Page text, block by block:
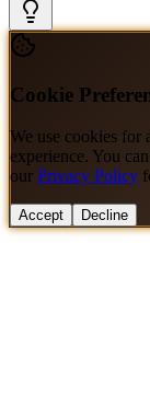
Cookie
We use cookies for
experience. You
our Privacy Policy
Accept Decline